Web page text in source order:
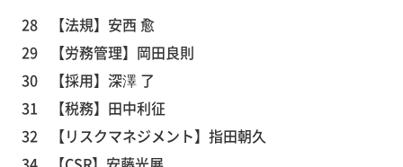
28
【法規】安西 愈
29
【労務管理】岡田良則
30
【採用】深澤 了
31
【税務】田中利征
32
【リスクマネジメント】指田朝久